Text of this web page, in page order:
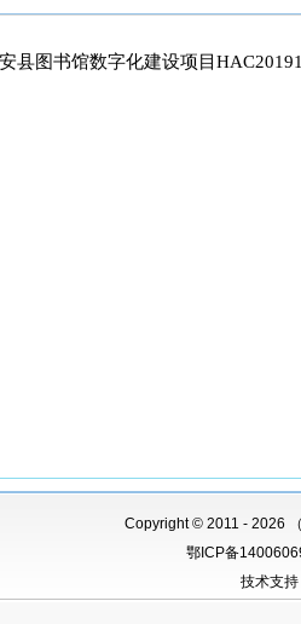
县图书馆数字化建设项目
Copyright© 2011 -2026
鄂ICP备
技术支